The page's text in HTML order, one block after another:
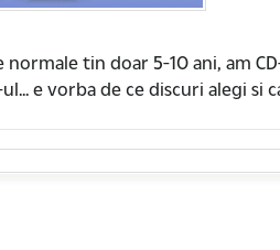
tin doar 5-10 ani, am
e vorba de ce discuri alegi